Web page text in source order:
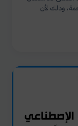
وذلك لأن